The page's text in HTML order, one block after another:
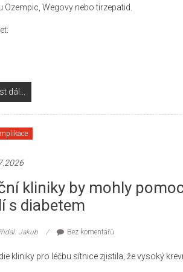
Ozempic, Wegovy nebo tirzepatid.
dál...
kliniky by mohly
s diabetem
Jakub Bez komentářů
kliniky pro léčbu sítnice zjistila, že vysoký